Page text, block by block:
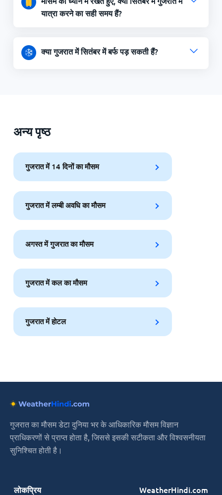
यात्रा करने का सही समय हैं?
क्या गुजरात में सितंबर में बर्फ पड़ सकती हैं?
अन्य पृष्ठ
गुजरात में 14 दिनों का मौसम
गुजरात में लम्बी अवधि का मौसम
अगस्त में गुजरात का मौसम
गुजरात में कल का मौसम
गुजरात में होटल
गुजरात का मौसम डेटा दुनिया भर के आधिकारिक मौसम विज्ञान
प्राधिकरणों से प्राप्त होता है, जिससे इसकी सटीकता और विश्वसनीयता
सुनिश्चित होती है।
लोकप्रिय WeatherHindi.com